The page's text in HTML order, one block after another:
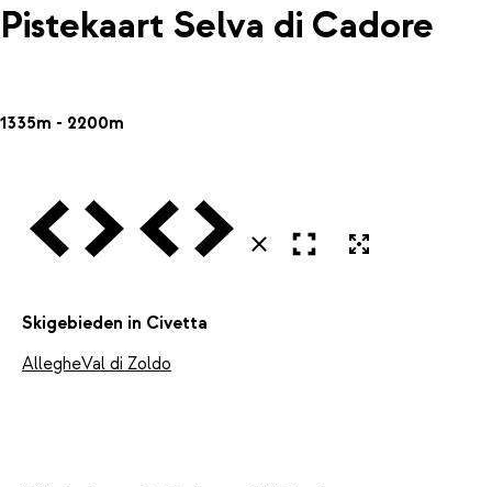
Pistekaart Selva di Cadore
1335m - 2200m
Vorige VolgendeVorige Volgende
SluitenOpen in volledig scherm
Skigebieden in Civetta
AllegheVal di Zoldo